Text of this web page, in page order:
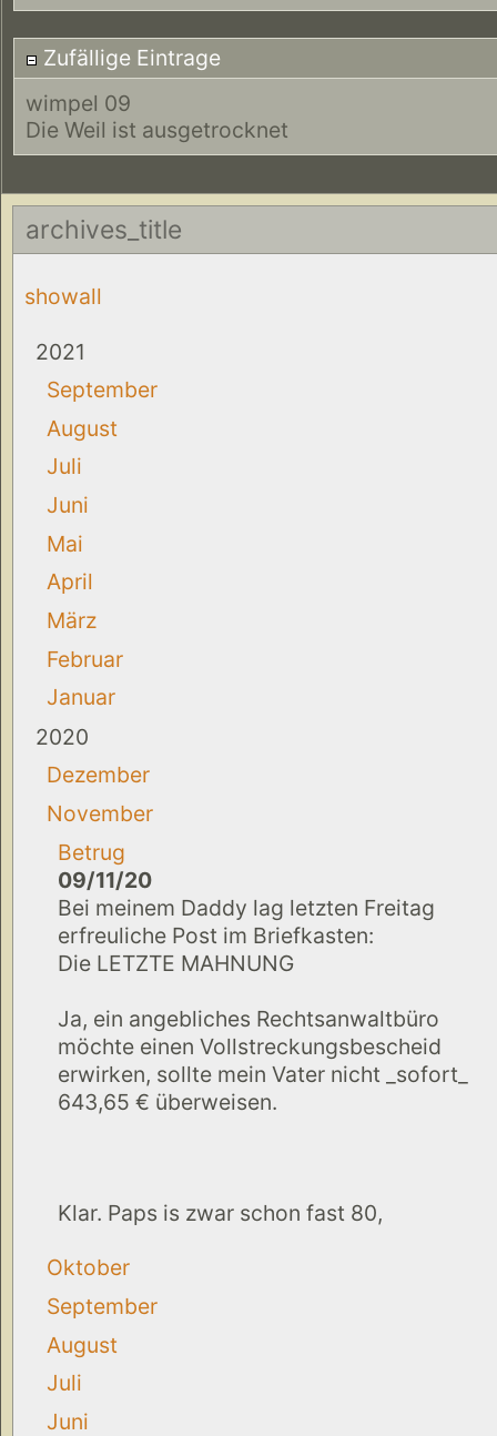
Zufällige Eintrage
wimpel 09
Die Weil ist ausgetrocknet
archives_title
showall
2021
September
August
Juli
Juni
Mai
April
März
Februar
Januar
2020
Dezember
November
Betrug
09/11/20
Bei meinem Daddy lag letzten Freitag
erfreuliche Post im Briefkasten:
Die LETZTE MAHNUNG
Ja, ein angebliches Rechtsanwaltbüro
möchte einen Vollstreckungsbescheid
erwirken, sollte mein Vater nicht _sofort_
643,65 € überweisen.
Klar. Paps is zwar schon fast 80,
Oktober
September
August
Juli
Juni